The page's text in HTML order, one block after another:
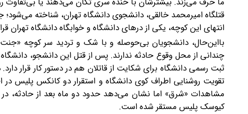
قتلگاه امیرمحمد خالقی، دانشجوی دانشگاه تهران، شناخته می‌شود؛
انتهای این کوچه، یکی از درهای دانشگاه و خوابگاه دانشگاه تهران
با‌این‌حال، دانشجویان بی‌حوصله و با شک و تردید سر کوچه‌
چندانی از محل وقوع حادثه ندارند. ‌پس از قتل این دانشجو، دانشگاه
ثبت رسمی دانشگاه برای شکایت از قاتلان هم در دستور کار قرار
تقویت روشنایی اطراف کوی دانشگاه و استقرار دو کانکس پلیس
مشاهدات «شرق» اما نشان می‌دهد حدود دو ماه بعد از حادثه،
کیوسک پلیس مستقر شده است.